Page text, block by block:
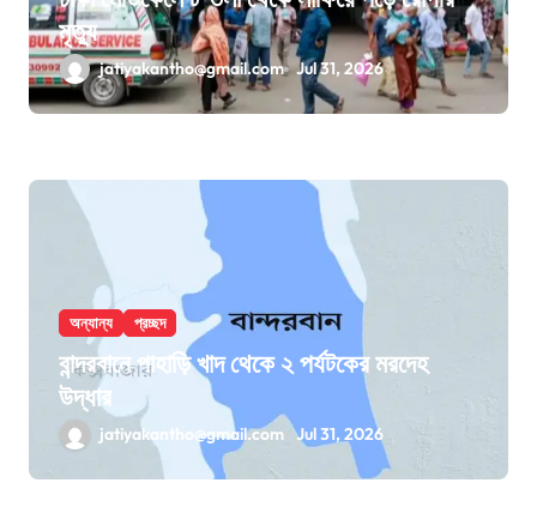
মৃত্যু
jatiyakantho@gmail.com Jul 31, 2026
অন্যান্য প্রচ্ছদ
বান্দরবানে পাহাড়ি খাদ থেকে ২ পর্যটকের মরদেহ
উদ্ধার
jatiyakantho@gmail.com Jul 31, 2026